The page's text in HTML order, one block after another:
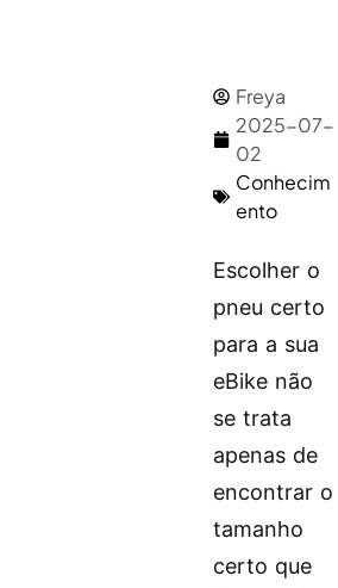
Freya
2025-07-
02
Conhecim
ento
Escolher o
pneu certo
para a sua
eBike não
se trata
apenas de
encontrar o
tamanho
certo que